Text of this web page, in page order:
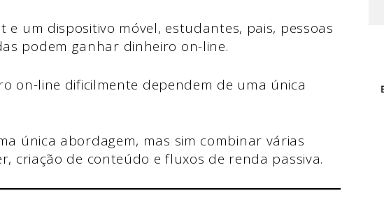
e um dispositivo móvel, estudantes, pais, pessoas
podem ganhar dinheiro on-line.
on-line dificilmente dependem de uma única
única abordagem, mas sim combinar várias
criação de conteúdo e fluxos de renda passiva.